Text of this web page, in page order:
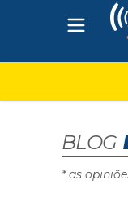
Abrir
BLOG
* as